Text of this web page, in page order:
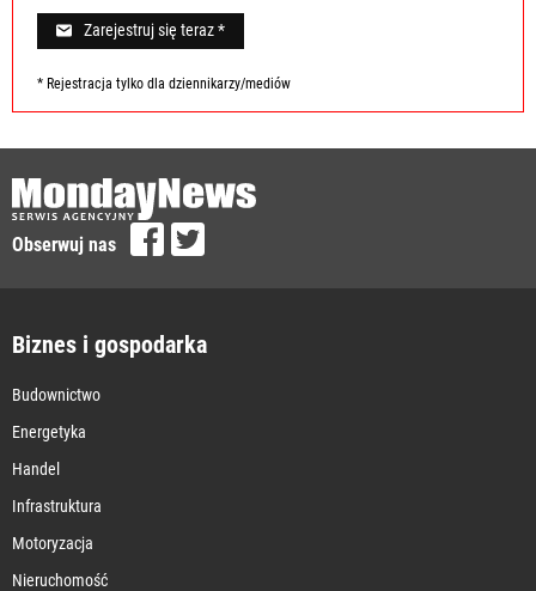
Zarejestruj się teraz *
* Rejestracja tylko dla dziennikarzy/mediów
Obserwuj nas
Biznes i gospodarka
Budownictwo
Energetyka
Handel
Infrastruktura
Motoryzacja
Nieruchomość